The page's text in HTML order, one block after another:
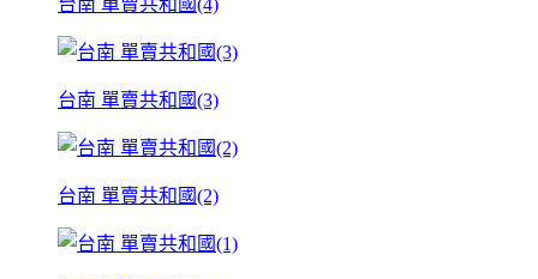
台南 單賣共和國(3)
台南 單賣共和國(2)